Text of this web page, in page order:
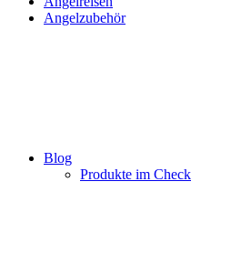
Angelzubehör
Blog
Produkte im Check